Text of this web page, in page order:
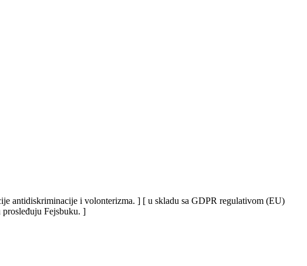
antidiskriminacije i volonterizma. ] [ u skladu sa GDPR regulativom (EU)
prosleđuju Fejsbuku. ]